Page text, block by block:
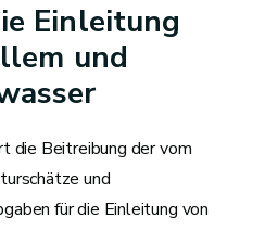
Einleitung
und
die Beitreibung der vom
und
für die Einleitung von